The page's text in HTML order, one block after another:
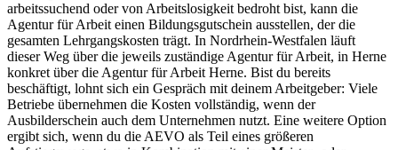
arbeitssuchend oder von Arbeitslosigkeit bedroht bist, kann die
Agentur für Arbeit einen Bildungsgutschein ausstellen, der die
gesamten Lehrgangskosten trägt. In Nordrhein-Westfalen läuft
dieser Weg über die jeweils zuständige Agentur für Arbeit, in Herne
konkret über die Agentur für Arbeit Herne. Bist du bereits
beschäftigt, lohnt sich ein Gespräch mit deinem Arbeitgeber: Viele
Betriebe übernehmen die Kosten vollständig, wenn der
Ausbilderschein auch dem Unternehmen nutzt. Eine weitere Option
ergibt sich, wenn du die AEVO als Teil eines größeren